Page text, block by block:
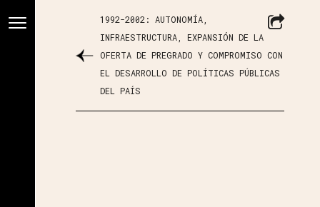
1992-2002: AUTONOMÍA,
INFRAESTRUCTURA, EXPANSIÓN DE LA
OFERTA DE PREGRADO Y COMPROMISO CON
EL DESARROLLO DE POLÍTICAS PÚBLICAS
DEL PAÍS